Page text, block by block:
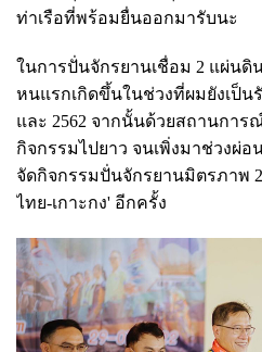
ท่าเรือที่พร้อมยื่นออกมารับนะ
ในการปั่นจักรยานเชื่อม 2 แผ่นดิ
หนแรกเกิดขึ้นในช่วงที่ผมยังเป็น
และ 2562 จากนั้นด้วยสถานการ
กิจกรรมไปยาว จนเพิ่งมาช่วงผ่อ
จัดกิจกรรมปั่นจักรยานมิตรภาพ
ไทย-เกาะกง' อีกครั้ง